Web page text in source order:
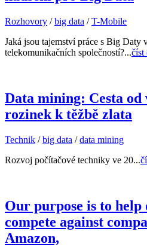
Rozhovory /big data /T-Mobile
Jaká jsou tajemství práce s Big Daty
telekomunikačních společností?...číst
Data mining: Cesta od
rozinek k těžbě zlata
Technik /big data /data mining
Rozvoj počítačové techniky ve 20...
Our purpose is to help
compete against
Amazon,